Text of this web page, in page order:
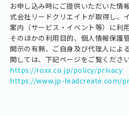
お申し込み時にご提供いただいた情
式会社リードクリエイトが取得し、
案内（サービス・イベント等）に利
そのほかの利用目的、個人情報保護
開示の有無、ご自身及び代理人によ
関しては、下記ページをご覧ください
https://roxx.co.jp/policy/privacy
https://www.jp-leadcreate.com/